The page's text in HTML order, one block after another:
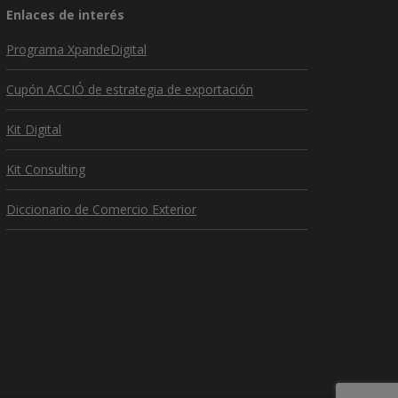
Enlaces de interés
Programa XpandeDigital
Cupón ACCIÓ de estrategia de exportación
Kit Digital
Kit Consulting
Diccionario de Comercio Exterior